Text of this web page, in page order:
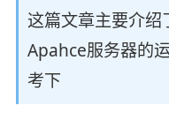
这篇文章主要介
Apahce服务器的
考下